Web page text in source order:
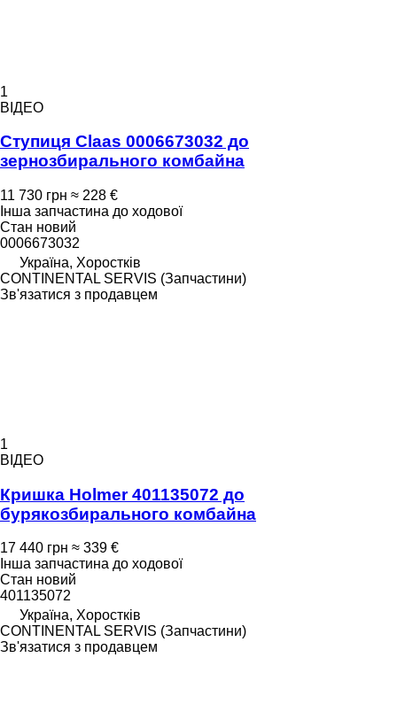
1
ВІДЕО
Ступиця Claas 0006673032 до
зернозбирального комбайна
11 730 грн ≈ 228 €
Інша запчастина до ходової
Стан новий
0006673032
Україна, Хоростків
CONTINENTAL SERVIS (Запчастини)
Зв'язатися з продавцем
1
ВІДЕО
Кришка Holmer 401135072 до
бурякозбирального комбайна
17 440 грн ≈ 339 €
Інша запчастина до ходової
Стан новий
401135072
Україна, Хоростків
CONTINENTAL SERVIS (Запчастини)
Зв'язатися з продавцем